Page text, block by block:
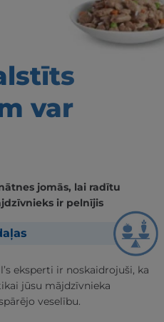
var
jomās, lai radītu
ir pelnījis
eksperti ir noskaidrojuši, ka
jūsu mājdzīvnieka
veselību.